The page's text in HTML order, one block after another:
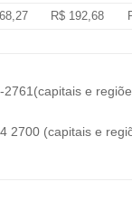
R$ 192,68
2761(capitais e
2700 (capitais e